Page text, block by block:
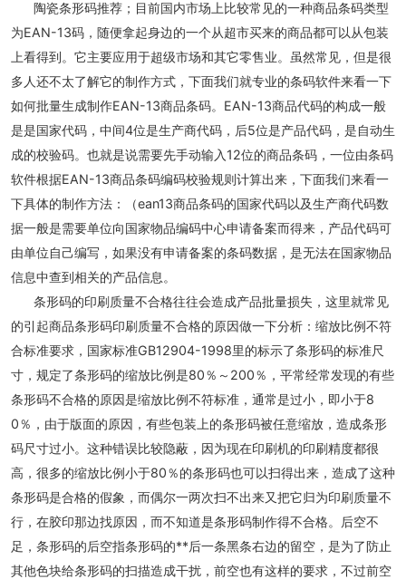
陶瓷条形码推荐；目前国内市场上比较常见的一种商品条码类型
为EAN-13码，随便拿起身边的一个从超市买来的商品都可以从包装
上看得到。它主要应用于超级市场和其它零售业。虽然常见，但是很
多人还不太了解它的制作方式，下面我们就专业的条码软件来看一下
如何批量生成制作EAN-13商品条码。EAN-13商品代码的构成一般
是是国家代码，中间4位是生产商代码，后5位是产品代码，是自动生
成的校验码。也就是说需要先手动输入12位的商品条码，一位由条码
软件根据EAN-13商品条码编码校验规则计算出来，下面我们来看一
下具体的制作方法：（ean13商品条码的国家代码以及生产商代码数
据一般是需要单位向国家物品编码中心申请备案而得来，产品代码可
由单位自己编写，如果没有申请备案的条码数据，是无法在国家物品
信息中查到相关的产品信息。
条形码的印刷质量不合格往往会造成产品批量损失，这里就常见
的引起商品条形码印刷质量不合格的原因做一下分析：缩放比例不符
合标准要求，国家标准GB12904-1998里的标示了条形码的标准尺
寸，规定了条形码的缩放比例是80％～200％，平常经常发现的有些
条形码不合格的原因是缩放比例不符标准，通常是过小，即小于8
0％，由于版面的原因，有些包装上的条形码被任意缩放，造成条形
码尺寸过小。这种错误比较隐蔽，因为现在印刷机的印刷精度都很
高，很多的缩放比例小于80％的条形码也可以扫得出来，造成了这种
条形码是合格的假象，而偶尔一两次扫不出来又把它归为印刷质量不
行，在胶印那边找原因，而不知道是条形码制作得不合格。后空不
足，条形码的后空指条形码的**后一条黑条右边的留空，是为了防止
其他色块给条形码的扫描造成干扰，前空也有这样的要求，不过前空